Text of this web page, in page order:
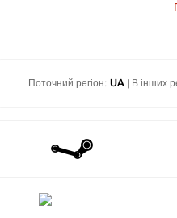
Поточний регіон: UA | В інших